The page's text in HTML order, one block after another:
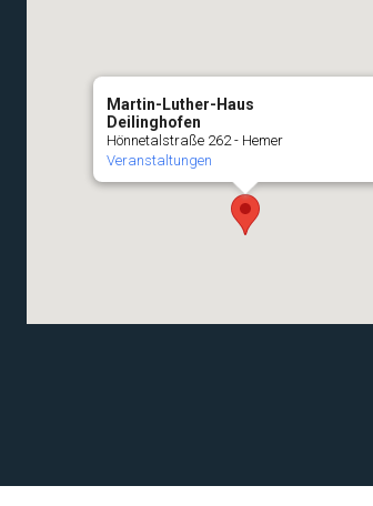
Martin-Luther-Haus
Deilinghofen
Hönnetalstraße 262 - Hemer
Veranstaltungen